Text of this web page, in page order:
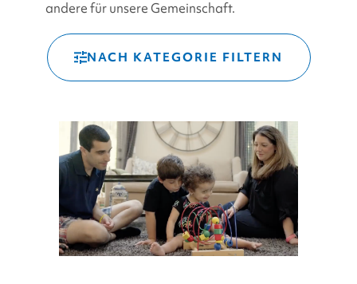
andere für unsere Gemeinschaft.
NACH KATEGORIE FILTERN